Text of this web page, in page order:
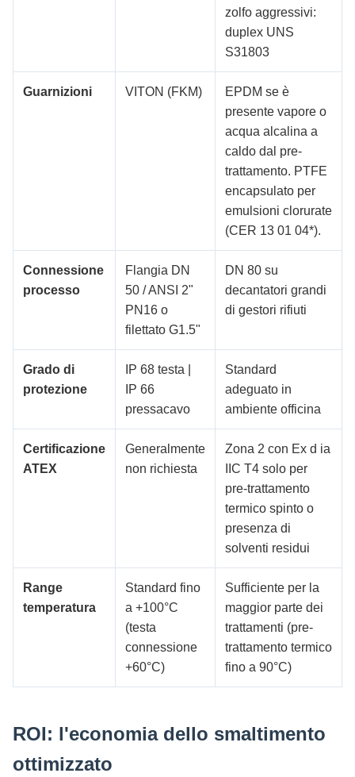
zolfo aggressivi:
duplex UNS
S31803
Guarnizioni VITON (FKM)
EPDM se è
presente vapore o
acqua alcalina a
caldo dal pre-
trattamento. PTFE
encapsulato per
emulsioni clorurate
(CER 13 01 04*).
Connessione
processo
Flangia DN
50 / ANSI 2"
PN16 o
filettato G1.5"
DN 80 su
decantatori grandi
di gestori rifiuti
Grado di
protezione
IP 68 testa |
IP 66
pressacavo
Standard
adeguato in
ambiente officina
Certificazione
ATEX
Generalmente
non richiesta
Zona 2 con Ex d ia
IIC T4 solo per
pre-trattamento
termico spinto o
presenza di
solventi residui
Range
temperatura
Standard fino
a +100°C
(testa
connessione
+60°C)
Sufficiente per la
maggior parte dei
trattamenti (pre-
trattamento termico
fino a 90°C)
ROI: l'economia dello smaltimento
ottimizzato